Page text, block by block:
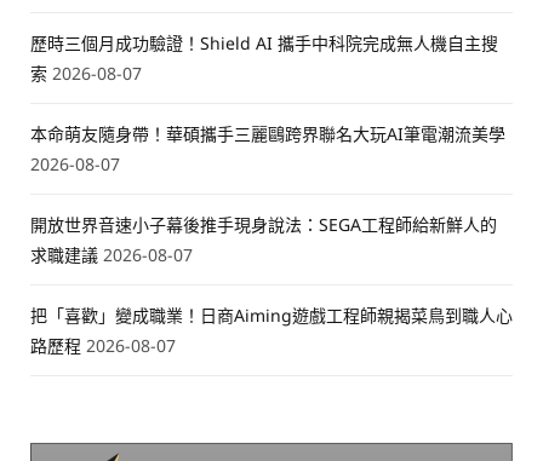
歷時三個月成功驗證！Shield AI 攜手中科院完成無人機自主搜
索 2026-08-07
本命萌友隨身帶！華碩攜手三麗鷗跨界聯名大玩AI筆電潮流美學
2026-08-07
開放世界音速小子幕後推手現身說法：SEGA工程師給新鮮人的
求職建議 2026-08-07
把「喜歡」變成職業！日商Aiming遊戲工程師親揭菜鳥到職人心
路歷程 2026-08-07